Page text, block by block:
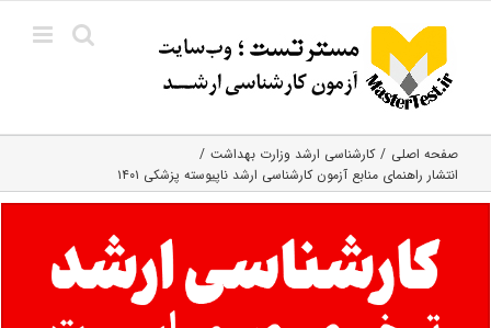
content
صفحه اصلی
کارشناسی ارشد وزارت بهداشت
انتشار راهنمای منابع آزمون کارشناسی ارشد ناپیوسته پزشکی ۱۴۰۱